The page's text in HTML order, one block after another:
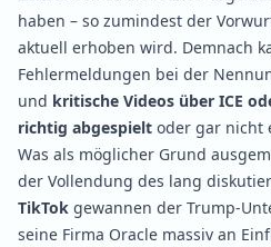
haben – so zumindest der
aktuell erhoben wird. Demnach
Fehlermeldungen bei der
und kritische Videos über ICE
richtig abgespielt oder gar nicht
Was als möglicher Grund
der Vollendung des lang
TikTok gewannen der Trump-
seine Firma Oracle massiv an